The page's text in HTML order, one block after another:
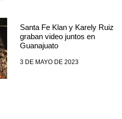
Santa Fe Klan y Karely Ruiz
graban video juntos en
Guanajuato
3 DE MAYO DE 2023